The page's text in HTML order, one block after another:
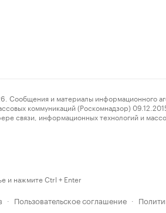
и материалы информационного
коммуникаций (Роскомнадзор)
связи, информационных технологий и
и нажмите Ctrl + Enter
· Пользовательское соглашение ·